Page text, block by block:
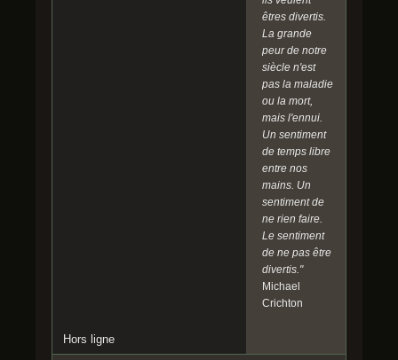
êtres divertis.
La grande
peur de notre
siècle n'est
pas la maladie
ou la mort,
mais l'ennui.
Un sentiment
de temps libre
entre nos
mains. Un
sentiment de
ne rien faire.
Le sentiment
de ne pas être
divertis."
Michael
Crichton
Hors ligne